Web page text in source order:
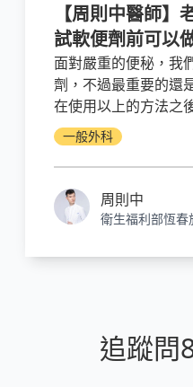
【周則中醫師
試軟便劑前可以
面對嚴重的便秘，我
劑，不過最重要的還
在使用以上的方法之
訴不快告訴你身邊的
便提醒他，該喝水了。
一般外科
周則中
衛生福利部恆
追蹤問